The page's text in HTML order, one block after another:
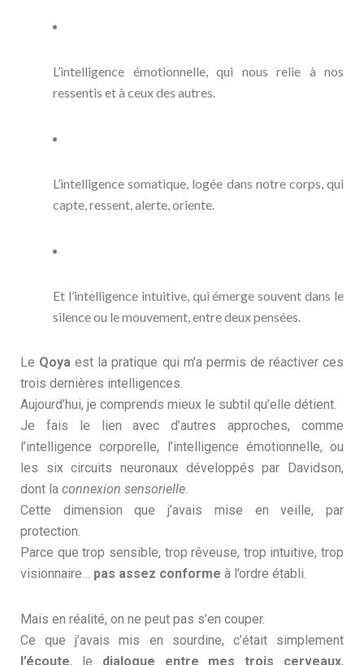
L’intelligence émotionnelle, qui nous relie à nos
ressentis et à ceux des autres.
L’intelligence somatique, logée dans notre corps, qui
capte, ressent, alerte, oriente.
Et l’intelligence intuitive, qui émerge souvent dans le
silence ou le mouvement, entre deux pensées.
Le Qoya est la pratique qui m’a permis de réactiver ces
trois dernières intelligences.
Aujourd’hui, je comprends mieux le subtil qu’elle détient.
Je fais le lien avec d’autres approches, comme
l’intelligence corporelle, l’intelligence émotionnelle, ou
les six circuits neuronaux développés par Davidson,
dont la connexion sensorielle.
Cette dimension que j’avais mise en veille, par
protection.
Parce que trop sensible, trop rêveuse, trop intuitive, trop
visionnaire… pas assez conforme à l’ordre établi.
Mais en réalité, on ne peut pas s’en couper.
Ce que j’avais mis en sourdine, c’était simplement
l’écoute, le dialogue entre mes trois cerveaux,